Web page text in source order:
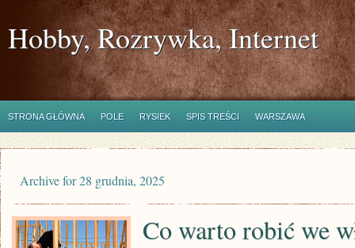
Hobby, Rozrywka, Internet
STRONA GŁÓWNA POLE RYSIEK SPIS TREŚCI WARSZAWA
Archive for 28 grudnia, 2025
Co warto robić we